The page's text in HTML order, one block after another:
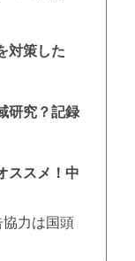
対策した
研究？記録
ススメ！中
力は国頭